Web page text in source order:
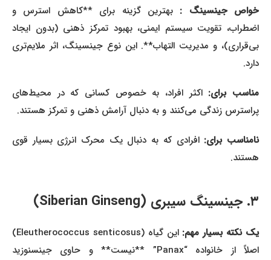
خواص جینسینگ :بهترین گزینه برای **کاهش استرس و
اضطراب، تقویت سیستم ایمنی، بهبود تمرکز ذهنی (بدون ایجاد
بی‌قراری)، و مدیریت التهاب**. این نوع جینسینگ، اثر ملایم‌تری
دارد.
مناسب برای:اکثر افراد، به خصوص کسانی که در محیط‌های
پراسترس زندگی می‌کنند و به دنبال آرامش ذهنی و تمرکز هستند.
نامناسب برای:افرادی که به دنبال یک محرک انرژی بسیار قوی
هستند.
یک نکته بسیار مهم:
این گیاه (Eleutherococcus senticosus)
اصلاً از خانواده “Panax” **نیست** و حاوی جینسنوزید